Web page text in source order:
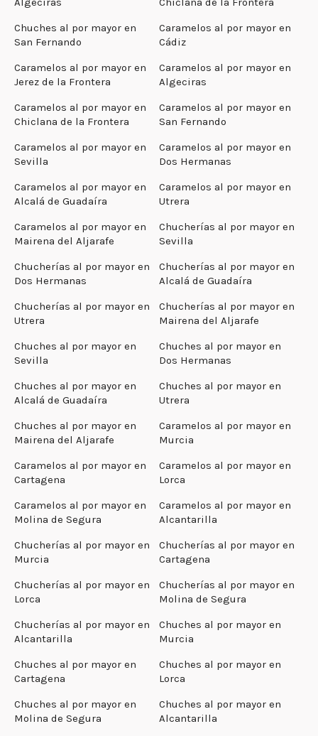
Chuches al por mayor en
San Fernando
Caramelos al por mayor en
Cádiz
Caramelos al por mayor en
Jerez de la Frontera
Caramelos al por mayor en
Algeciras
Caramelos al por mayor en
Chiclana de la Frontera
Caramelos al por mayor en
San Fernando
Caramelos al por mayor en
Sevilla
Caramelos al por mayor en
Dos Hermanas
Caramelos al por mayor en
Alcalá de Guadaíra
Caramelos al por mayor en
Utrera
Caramelos al por mayor en
Mairena del Aljarafe
Chucherías al por mayor en
Sevilla
Chucherías al por mayor en
Dos Hermanas
Chucherías al por mayor en
Alcalá de Guadaíra
Chucherías al por mayor en
Utrera
Chucherías al por mayor en
Mairena del Aljarafe
Chuches al por mayor en
Sevilla
Chuches al por mayor en
Dos Hermanas
Chuches al por mayor en
Alcalá de Guadaíra
Chuches al por mayor en
Utrera
Chuches al por mayor en
Mairena del Aljarafe
Caramelos al por mayor en
Murcia
Caramelos al por mayor en
Cartagena
Caramelos al por mayor en
Lorca
Caramelos al por mayor en
Molina de Segura
Caramelos al por mayor en
Alcantarilla
Chucherías al por mayor en
Murcia
Chucherías al por mayor en
Cartagena
Chucherías al por mayor en
Lorca
Chucherías al por mayor en
Molina de Segura
Chucherías al por mayor en
Alcantarilla
Chuches al por mayor en
Murcia
Chuches al por mayor en
Cartagena
Chuches al por mayor en
Lorca
Chuches al por mayor en
Molina de Segura
Chuches al por mayor en
Alcantarilla